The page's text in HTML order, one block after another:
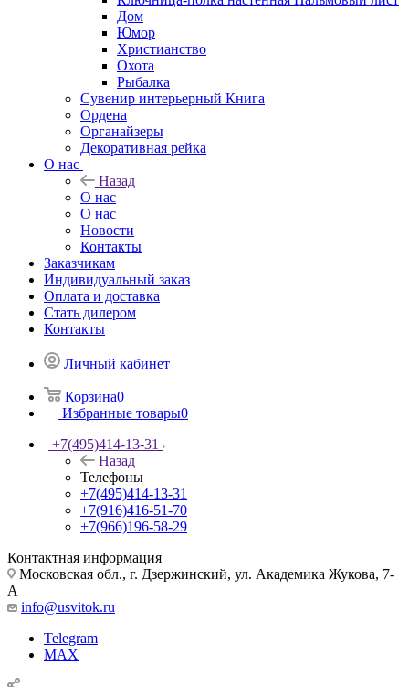
Дом
Юмор
Христианство
Охота
Рыбалка
Сувенир интерьерный Книга
Ордена
Органайзеры
Декоративная рейка
О нас
Назад
О нас
О нас
Новости
Контакты
Заказчикам
Индивидуальный заказ
Оплата и доставка
Стать дилером
Контакты
Личный кабинет
Корзина0
Избранные товары0
+7(495)414-13-31
Назад
Телефоны
+7(495)414-13-31
+7(916)416-51-70
+7(966)196-58-29
Контактная информация
Московская обл., г. Дзержинский, ул. Академика Жукова, 7-
А
info@usvitok.ru
Telegram
MAX